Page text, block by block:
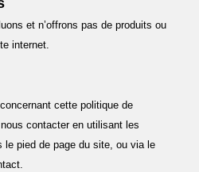
et n’offrons pas de produits ou
internet.
cette politique de
contacter en utilisant les
le pied de page du site, ou via le